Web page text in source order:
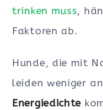
trinken muss,
Faktoren ab.
Hunde, die mit
leiden weniger
Energiedichte